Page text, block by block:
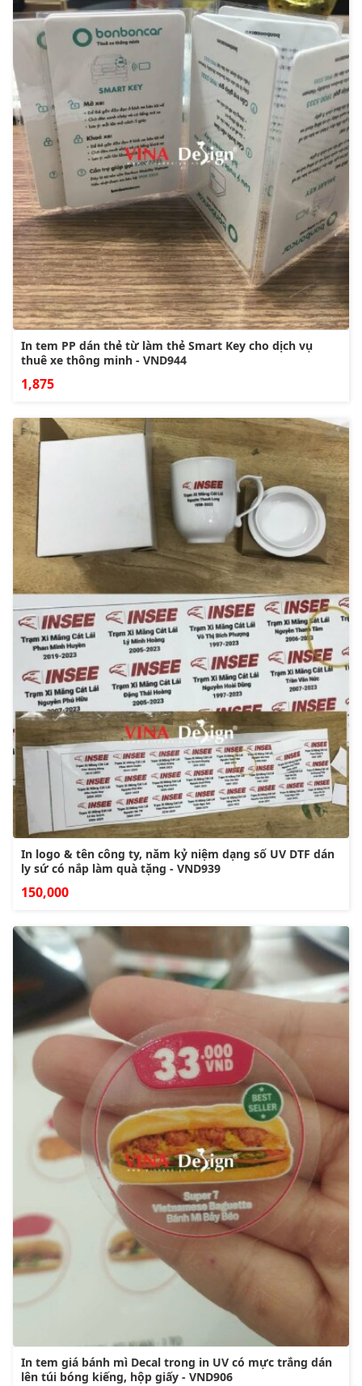
In tem PP dán thẻ từ làm thẻ Smart Key cho dịch vụ
thuê xe thông minh - VND944
1,875
In logo & tên công ty, năm kỷ niệm dạng số UV DTF dán
ly sứ có nắp làm quà tặng - VND939
150,000
In tem giá bánh mì Decal trong in UV có mực trắng dán
lên túi bóng kiếng, hộp giấy - VND906